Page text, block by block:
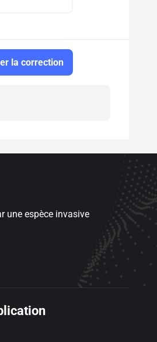
la correction
une espèce invasive